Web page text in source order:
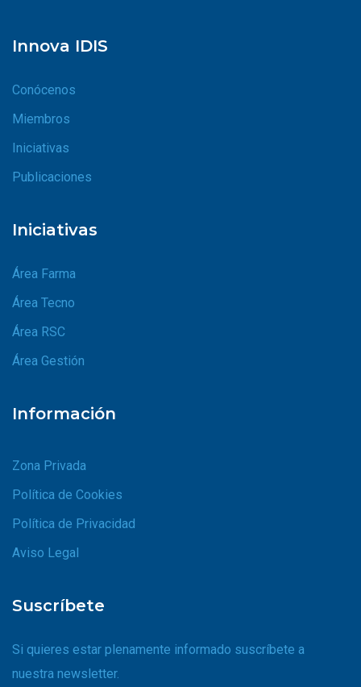
Innova IDIS
Conócenos
Miembros
Iniciativas
Publicaciones
Iniciativas
Área Farma
Área Tecno
Área RSC
Área Gestión
Información
Zona Privada
Política de Cookies
Política de Privacidad
Aviso Legal
Suscríbete
Si quieres estar plenamente informado suscríbete a
nuestra newsletter.